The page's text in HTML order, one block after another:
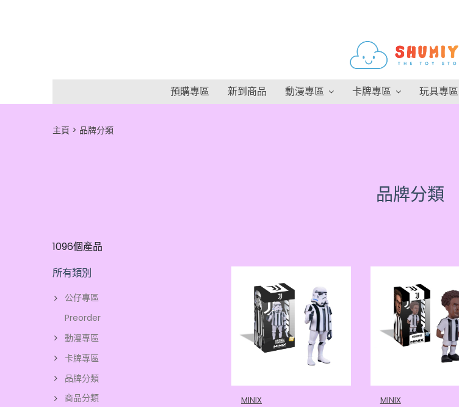
預購專區 新到商品 動漫專區 卡牌專區 玩具專區
主頁 品牌分類
品牌分類
1096個產品
所有類別
公仔專區
Preorder
動漫專區
卡牌專區
品牌分類
商品分類
MINIX MINIX